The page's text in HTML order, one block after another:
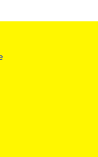
Ammodo),
Arsenic –
briqueterie
– nouvelle
européenne